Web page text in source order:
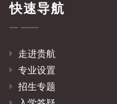
快速导航
走进贵航
专业设置
招生专题